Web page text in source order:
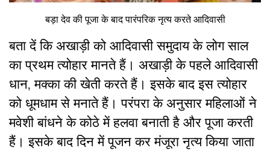
बड़ा देव की पूजा के बाद पारंपरिक नृत्य करते आदिवासी
बता दें कि अखाड़ी को आदिवासी समुदाय के लोग साल
का प्रथम त्योहार मानते हैं। अखाड़ी के पहले आदिवासी
धान, मक्का की खेती करते हैं। इसके बाद इस त्योहार
को धूमधाम से मनाते हैं। परंपरा के अनुसार महिलाओं ने
मवेशी बांधने के कोठे में हलवा बनाती है और पूजा करती
हैं। इसके बाद दिन में पूजन कर मंजूरा नृत्य किया जाता